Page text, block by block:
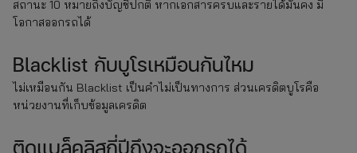
สถานะ 10 หมายถึงบัญชีปกติ หากเอกสารครบและรายได้มั่นคง มี
โอกาสออกรถได้
Blacklist กับบูโรเหมือนกันไหม
ไม่เหมือนกัน Blacklist เป็นคำไม่เป็นทางการ ส่วนเครดิตบูโรคือ
หน่วยงานที่เก็บข้อมูลเครดิต
ติดแบล็คลิสกี่ปีถึงจะออกรถได้